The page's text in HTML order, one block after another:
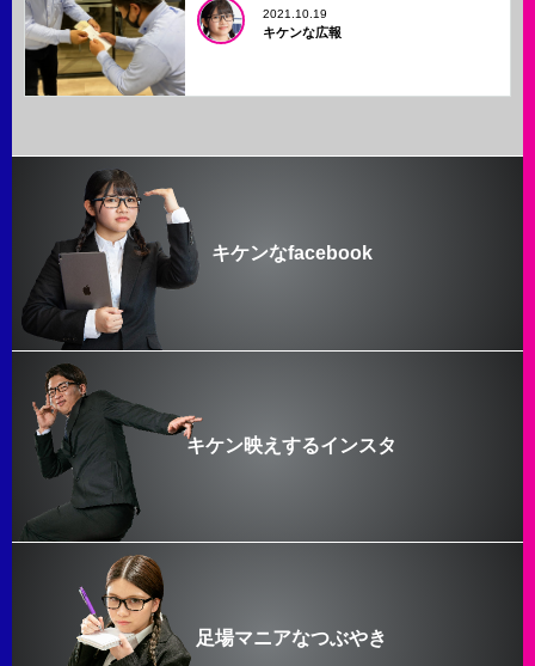
2021.10.19
キケンな広報
キケンなfacebook
キケン映えするインスタ
足場マニアなつぶやき